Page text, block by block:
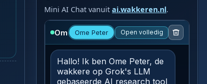
Mini AI Chat vanuitai.wakkeren.nl.